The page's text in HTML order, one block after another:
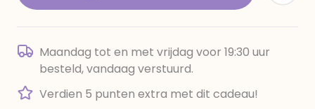
Maandag tot en met vrijdag voor 19:30 uur
besteld, vandaag verstuurd.
Verdien 5 punten extra met dit cadeau!